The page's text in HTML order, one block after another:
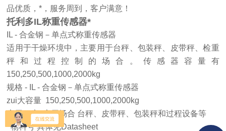
品优质，*，服务周到，客户满意！
托利多IL称重传感器*
IL - 合金钢－单点式称重传感器
适用于干燥环境中，主要用于台秤、包装秤、皮带秤、检重
秤和过程控制的场合。传感器容量有
150,250,500,1000,2000kg
规格 - IL - 合金钢－单点式称重传感器
zui大容量 150,250,500,1000,2000kg
应用程序 应用场合 台秤、皮带秤、包装秤和过程设备等
物料号 具体见Datasheet